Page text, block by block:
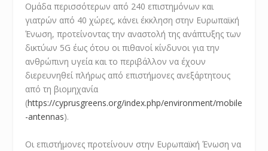
Ομάδα περισσότερων από 240 επιστημόνων και
γιατρών από 40 χώρες, κάνει έκκληση στην Ευρωπαϊκή
Ένωση, προτείνοντας την αναστολή της ανάπτυξης των
δικτύων 5G έως ότου οι πιθανοί κίνδυνοι για την
ανθρώπινη υγεία και το περιβάλλον να έχουν
διερευνηθεί πλήρως από επιστήμονες ανεξάρτητους
από τη βιομηχανία
(https://cyprusgreens.org/index.php/environment/mobile
-antennas).
Οι επιστήμονες προτείνουν στην Ευρωπαϊκή Ένωση να